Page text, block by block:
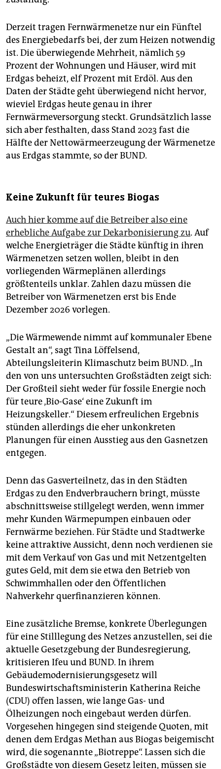
Derzeit tragen Fernwärmenetze nur ein Fünftel
des Energiebedarfs bei, der zum Heizen notwendig
ist. Die überwiegende Mehrheit, nämlich 59
Prozent der Wohnungen und Häuser, wird mit
Erdgas beheizt, elf Prozent mit Erdöl. Aus den
Daten der Städte geht überwiegend nicht hervor,
wieviel Erdgas heute genau in ihrer
Fernwärmeversorgung steckt. Grundsätzlich lasse
sich aber festhalten, dass Stand 2023 fast die
Hälfte der Nettowärmeerzeugung der Wärmenetze
aus Erdgas stammte, so der BUND.
Keine Zukunft für teures Biogas
Auch hier komme auf die Betreiber also eine
erhebliche Aufgabe zur Dekarbonisierung zu. Auf
welche Energieträger die Städte künftig in ihren
Wärmenetzen setzen wollen, bleibt in den
vorliegenden Wärmeplänen allerdings
größtenteils unklar. Zahlen dazu müssen die
Betreiber von Wärmenetzen erst bis Ende
Dezember 2026 vorlegen.
„Die Wärmewende nimmt auf kommunaler Ebene
Gestalt an“, sagt Tina Löffelsend,
Abteilungsleiterin Klimaschutz beim BUND. „In
den von uns untersuchten Großstädten zeigt sich:
Der Großteil sieht weder für fossile Energie noch
für teure ‚Bio-Gase‘ eine Zukunft im
Heizungskeller.“ Diesem erfreulichen Ergebnis
stünden allerdings die eher unkonkreten
Planungen für einen Ausstieg aus den Gasnetzen
entgegen.
Denn das Gasverteilnetz, das in den Städten
Erdgas zu den Endverbrauchern bringt, müsste
abschnittsweise stillgelegt werden, wenn immer
mehr Kunden Wärmepumpen einbauen oder
Fernwärme beziehen. Für Städte und Stadtwerke
keine attraktive Aussicht, denn noch verdienen sie
mit dem Verkauf von Gas und mit Netzentgelten
gutes Geld, mit dem sie etwa den Betrieb von
Schwimmhallen oder den Öffentlichen
Nahverkehr querfinanzieren können.
Eine zusätzliche Bremse, konkrete Überlegungen
für eine Stilllegung des Netzes anzustellen, sei die
aktuelle Gesetzgebung der Bundesregierung,
kritisieren Ifeu und BUND. In ihrem
Gebäudemodernisierungsgesetz will
Bundeswirtschaftsministerin Katherina Reiche
(CDU) offen lassen, wie lange Gas- und
Ölheizungen noch eingebaut werden dürfen.
Vorgesehen hingegen sind steigende Quoten, mit
denen dem Erdgas Methan aus Biogas beigemischt
wird, die sogenannte „Biotreppe“. Lassen sich die
Großstädte von diesem Gesetz leiten, müssen sie